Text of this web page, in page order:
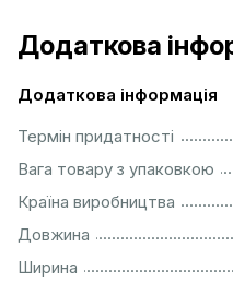
Додаткова
Додаткова інформація
Термін придатності
Вага товару з упаковкою
Країна виробництва
Довжина
Ширина